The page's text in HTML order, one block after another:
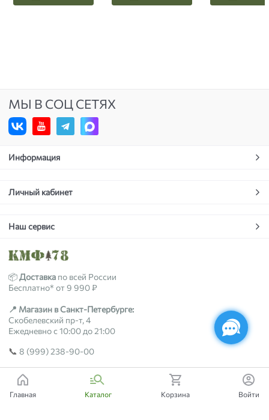
МЫ В СОЦ СЕТЯХ
Информация
Личный кабинет
Наш сервис
📦Доставка по всей России
Бесплатно* от 9 990 ₽
📍 Магазин в Санкт-Петербурге:
Скобелевский пр-т, 4
Ежедневно с 10:00 до 21:00
📞 8 (999) 238-90-00
2018-2026 © kmf78.ru
Главная Каталог Корзина Войти